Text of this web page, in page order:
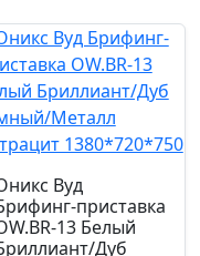
Вуд
приставка
13 Белый
Дуб